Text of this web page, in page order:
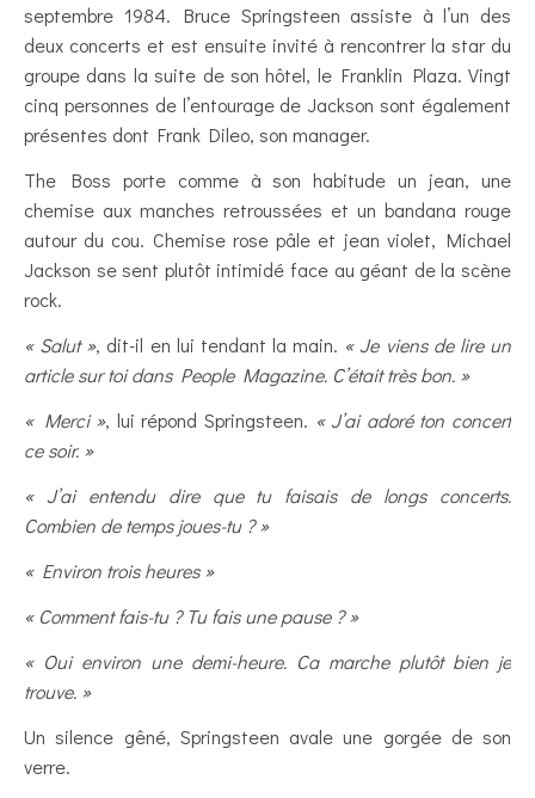
septembre 1984. Bruce Springsteen assiste à l’un des
deux concerts et est ensuite invité à rencontrer la star du
groupe dans la suite de son hôtel, le Franklin Plaza. Vingt
cinq personnes de l’entourage de Jackson sont également
présentes dont Frank Dileo, son manager.
The Boss porte comme à son habitude un jean, une
chemise aux manches retroussées et un bandana rouge
autour du cou. Chemise rose pâle et jean violet, Michael
Jackson se sent plutôt intimidé face au géant de la scène
rock.
« Salut », dit-il en lui tendant la main. « Je viens de lire un
article sur toi dans People Magazine. C’était très bon. »
« Merci », lui répond Springsteen. « J’ai adoré ton concert
ce soir. »
« J’ai entendu dire que tu faisais de longs concerts.
Combien de temps joues-tu ? »
« Environ trois heures »
« Comment fais-tu ? Tu fais une pause ? »
« Oui environ une demi-heure. Ca marche plutôt bien je
trouve. »
Un silence gêné, Springsteen avale une gorgée de son
verre.